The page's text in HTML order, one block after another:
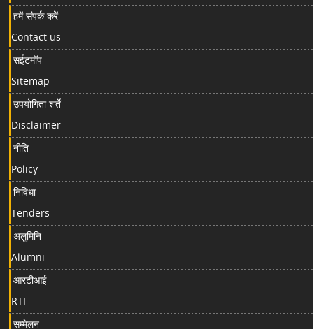
हमें संपर्क करें
Contact us
सईटमॉप
Sitemap
उपयोगिता शर्तें
Disclaimer
नीति
Policy
निविधा
Tenders
अलुमिनि
Alumni
आरटीआई
RTI
सम्मेलन